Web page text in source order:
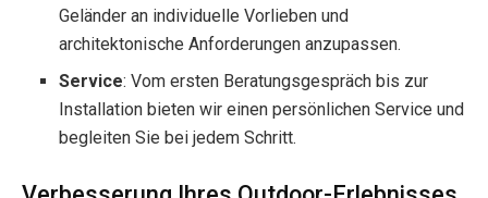
Geländer an individuelle Vorlieben und
architektonische Anforderungen anzupassen.
Service: Vom ersten Beratungsgespräch bis zur
Installation bieten wir einen persönlichen Service und
begleiten Sie bei jedem Schritt.